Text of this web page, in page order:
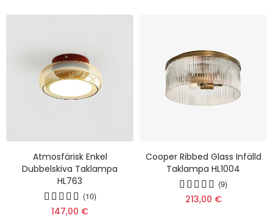
Atmosfärisk Enkel
Dubbelskiva Taklampa
HL763
(10)
147,00 €
Cooper Ribbed Glass Infälld
Taklampa HL1004
(9)
213,00 €